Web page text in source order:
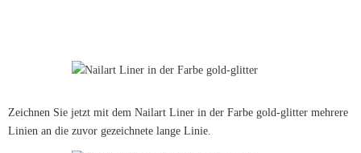
Zeichnen Sie jetzt mit dem Nailart Liner in der Farbe gold-glitter mehrere
Linien an die zuvor gezeichnete lange Linie.